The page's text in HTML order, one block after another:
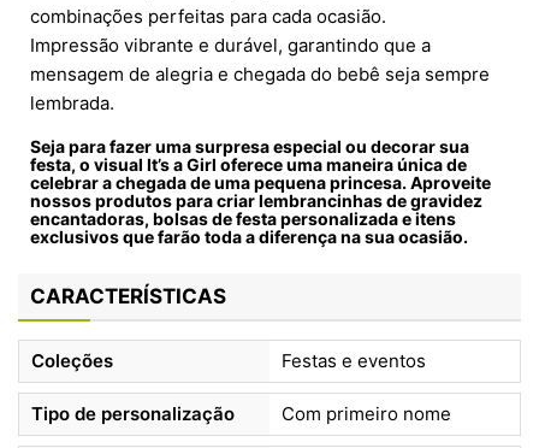
combinações perfeitas para cada ocasião.
Impressão vibrante e durável, garantindo que a
mensagem de alegria e chegada do bebê seja sempre
lembrada.
Seja para fazer uma surpresa especial ou decorar sua
festa, o visual It’s a Girl oferece uma maneira única de
celebrar a chegada de uma pequena princesa. Aproveite
nossos produtos para criar lembrancinhas de gravidez
encantadoras, bolsas de festa personalizada e itens
exclusivos que farão toda a diferença na sua ocasião.
CARACTERÍSTICAS
Coleções Festas e eventos
Tipo de personalização Com primeiro nome